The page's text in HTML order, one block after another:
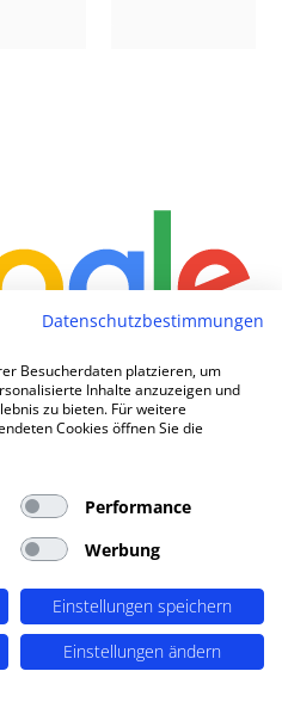
|
? PERIMETRIK®!
erfolgreiche SEO
Bereiche
technische
und regelmäßiges
Datenschutzbestimmungen
Besucherdaten platzieren, um
Inhalte anzuzeigen und
zu bieten. Für weitere
Cookies öffnen Sie die
Performance
Werbung
Einstellungen speichern
Einstellungen ändern